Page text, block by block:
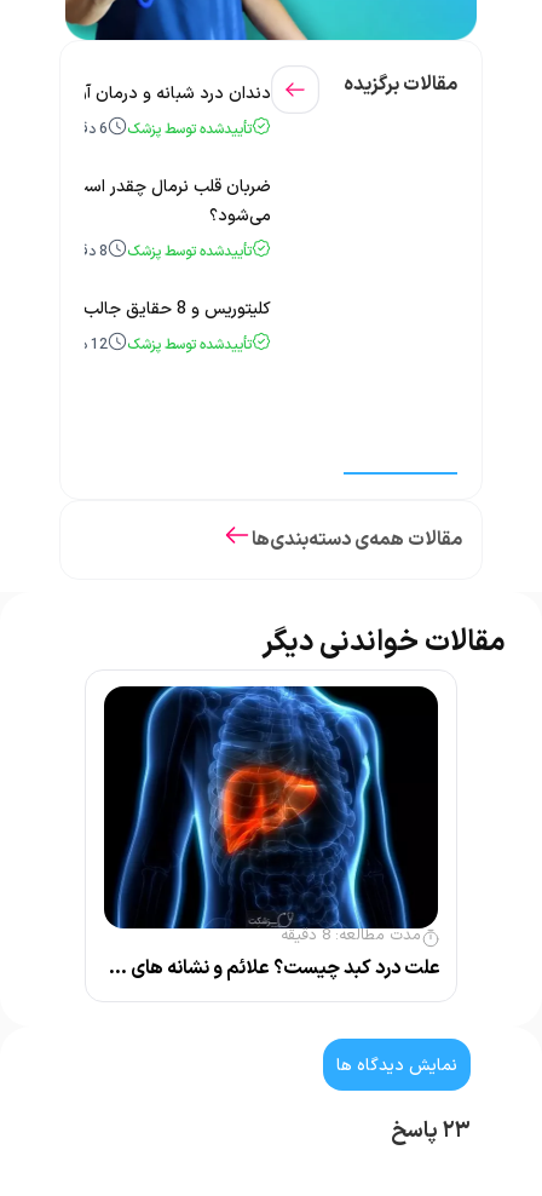
مقالات برگزیده دندان درد شبانه و درمان آن +
تأییدشده توسط پزشک 6دقیقه
ضربان قلب نرمال چقدر است؟ چه
می‌شود؟
تأییدشده توسط پزشک 8دقیقه
کلیتوریس و 8 حقایق جالب و باورنکردنی درباره آن
تأییدشده توسط پزشک 12دقیقه
مقالات همه‌ی دسته‌بندی‌ها
مقالات خواندنی دیگر
مدت مطالعه:8 دقیقه
علت درد کبد چیست؟ علائم و نشانه های مهم بیماری کبد
نمایش دیدگاه ها
۲۳ پاسخ